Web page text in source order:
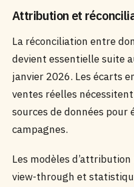
Attribution et
La réconciliation entre
devient essentielle suite
janvier 2026. Les écarts
ventes réelles
sources de données pour
campagnes.
Les modèles
view-through et